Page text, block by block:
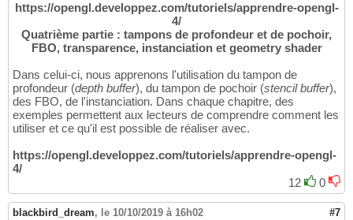
https://opengl.developpez.com/tutoriels/apprendre-opengl-
4/
Quatrième partie : tampons de profondeur et de pochoir,
FBO, transparence, instanciation et geometry shader
Dans celui-ci, nous apprenons l'utilisation du tampon de
profondeur (depth buffer), du tampon de pochoir (stencil buffer),
des FBO, de l'instanciation. Dans chaque chapitre, des
exemples permettent aux lecteurs de comprendre comment les
utiliser et ce qu'il est possible de réaliser avec.
https://opengl.developpez.com/tutoriels/apprendre-opengl-
4/
12
0
blackbird_dream, le 10/10/2019 à 16h02 #7